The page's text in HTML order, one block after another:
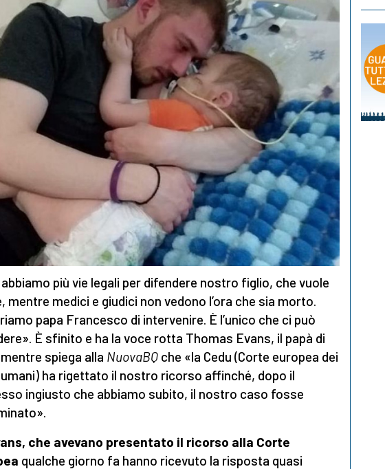
più vie legali per difendere nostro figlio, che vuole
mentre medici e giudici non vedono l’ora che sia morto.
papa Francesco di intervenire. È l’unico che ci può
È sfinito e ha la voce rotta Thomas Evans, il papà di
spiega alla NuovaBQ che «la Cedu (Corte europea dei
ha rigettato il nostro ricorso affinché, dopo il
ingiusto che abbiamo subito, il nostro caso fosse
che avevano presentato il ricorso alla Corte
qualche giorno fa hanno ricevuto la risposta quasi